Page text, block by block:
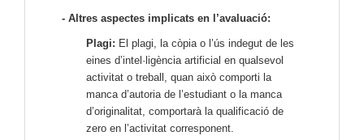
- Altres aspectes implicats en l’avaluació:
Plagi: El plagi, la còpia o l’ús indegut de les
eines d’intel·ligència artificial en qualsevol
activitat o treball, quan això comporti la
manca d’autoria de l’estudiant o la manca
d’originalitat, comportarà la qualificació de
zero en l’activitat corresponent.